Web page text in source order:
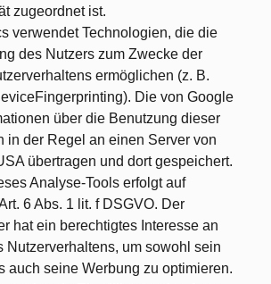
zugeordnet ist.
verwendet Technologien, die die
des Nutzers zum Zwecke der
ermöglichen (z. B.
Die von Google
über die Benutzung dieser
in der Regel an einen Server von
übertragen und dort gespeichert.
Analyse-Tools erfolgt auf
6 Abs. 1 lit. f DSGVO. Der
hat ein berechtigtes Interesse an
Nutzerverhaltens, um sowohl sein
auch seine Werbung zu optimieren.